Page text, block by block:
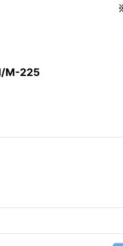
M-225